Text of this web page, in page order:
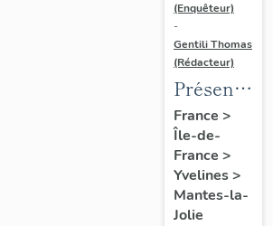
(Enquêteur)
-
Gentili Thomas
(Rédacteur)
Présentation
de
l'étude
France >
Île-de-
France >
Yvelines>
Mantes-la-
Jolie